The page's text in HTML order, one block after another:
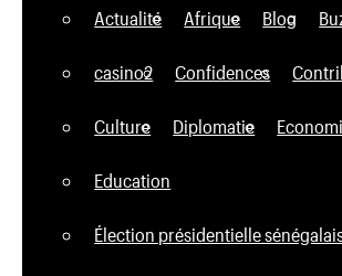
Actualité Afrique Blog
casino2 Confidences
Culture Diplomatie
Education
Élection présidentielle